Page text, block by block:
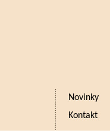
Novinky
Kontakt